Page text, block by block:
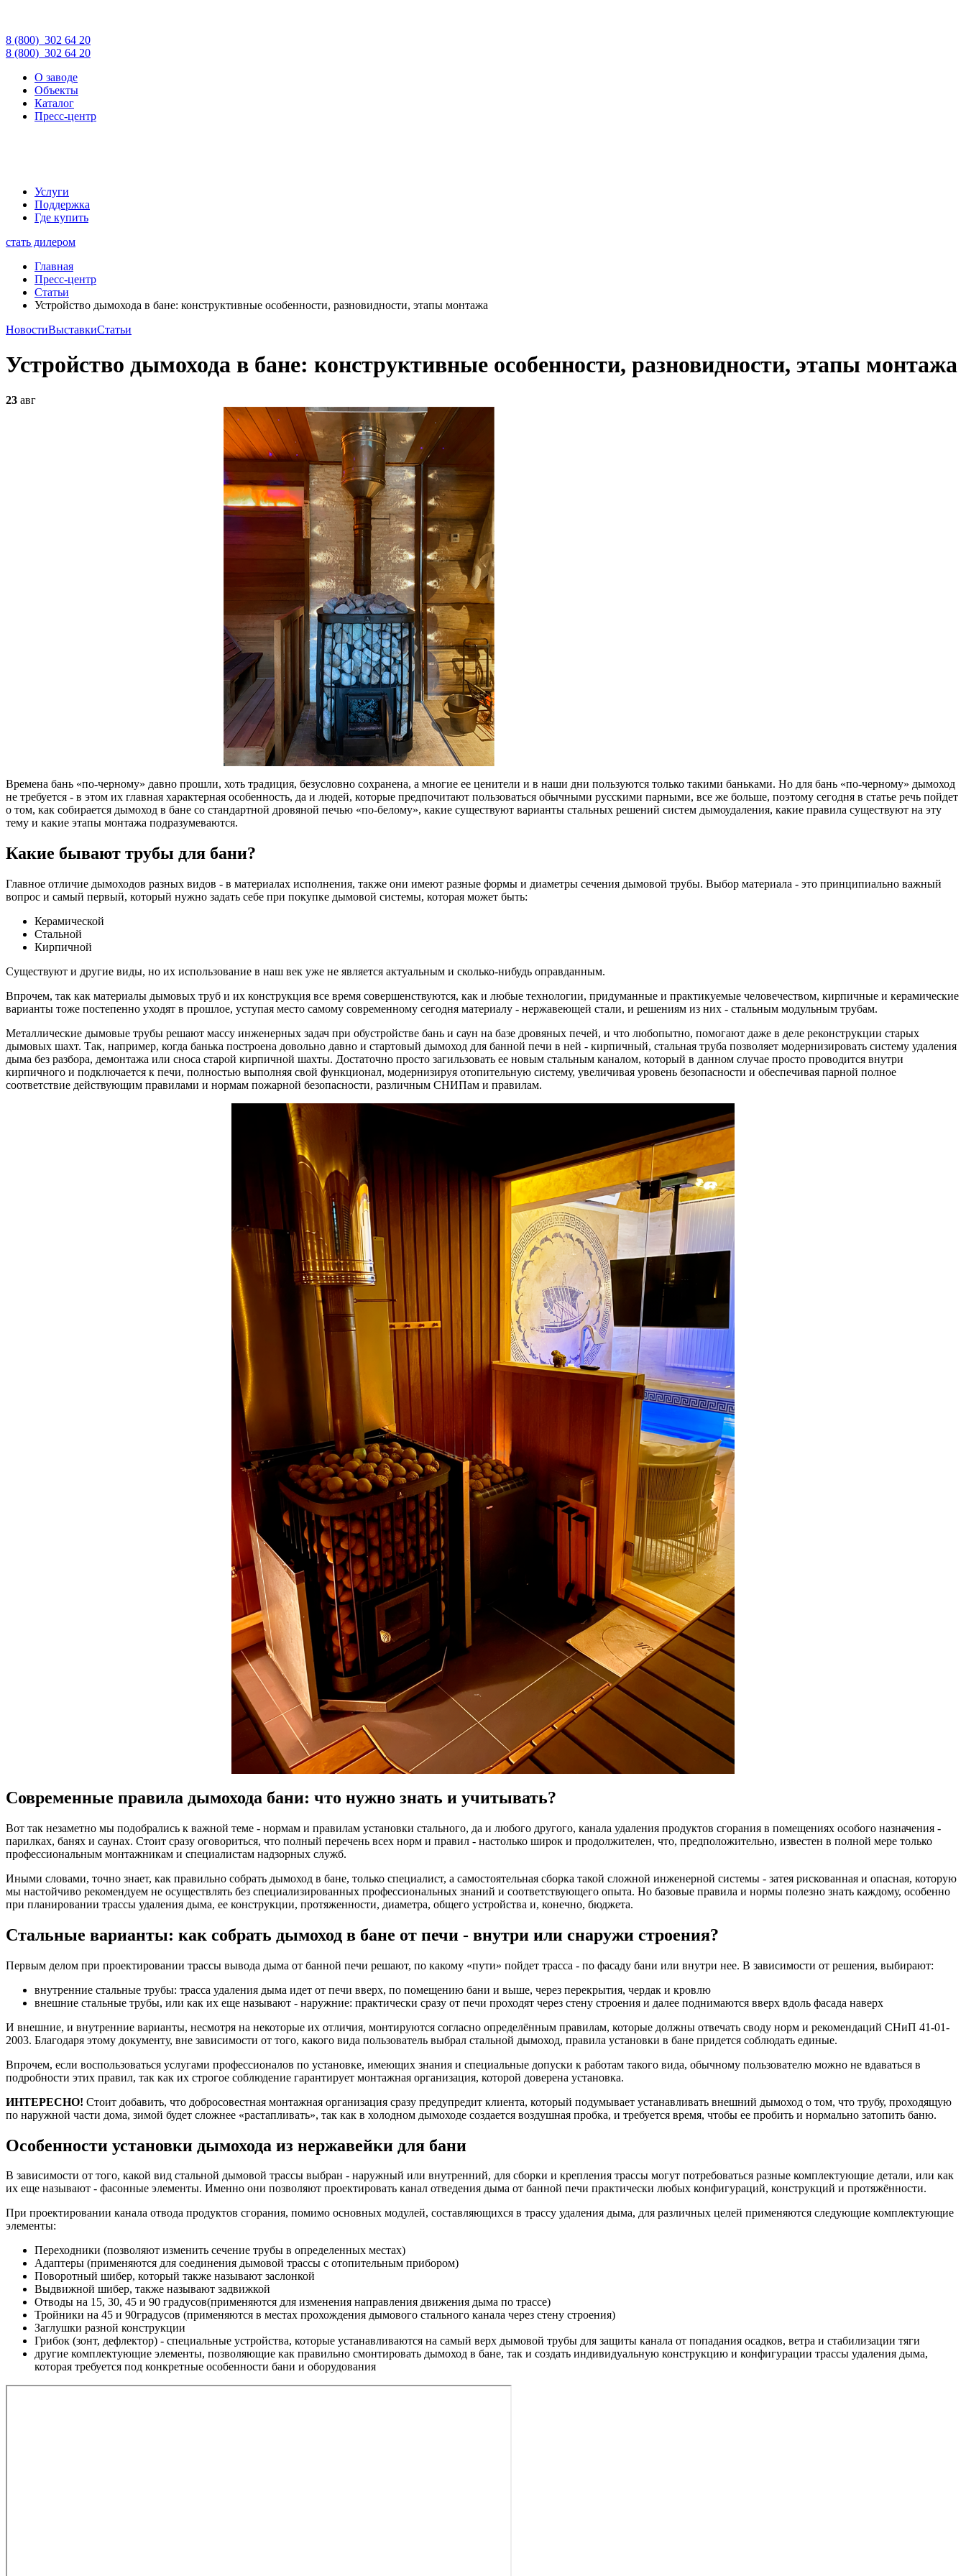
8 (800) 302 64 20
8 (800) 302 64 20
О заводе
Объекты
Каталог
Пресс-центр
Услуги
Поддержка
Где купить
стать дилером
Главная
Пресс-центр
Статьи
Устройство дымохода в бане: конструктивные особенности, разновидности, этапы монтажа
НовостиВыставкиСтатьи
Устройство дымохода в бане: конструктивные особенности, разновидности, этапы монтажа
23 авг
Времена бань «по-черному» давно прошли, хоть традиция, безусловно сохранена, а многие ее ценители и в наши дни пользуются только такими баньками. Но для бань «по-черному» дымоход
не требуется - в этом их главная характерная особенность, да и людей, которые предпочитают пользоваться обычными русскими парными, все же больше, поэтому сегодня в статье речь пойдет
о том, как собирается дымоход в бане со стандартной дровяной печью «по-белому», какие существуют варианты стальных решений систем дымоудаления, какие правила существуют на эту
тему и какие этапы монтажа подразумеваются.
Какие бывают трубы для бани?
Главное отличие дымоходов разных видов - в материалах исполнения, также они имеют разные формы и диаметры сечения дымовой трубы. Выбор материала - это принципиально важный
вопрос и самый первый, который нужно задать себе при покупке дымовой системы, которая может быть:
Керамической
Стальной
Кирпичной
Существуют и другие виды, но их использование в наш век уже не является актуальным и сколько-нибудь оправданным.
Впрочем, так как материалы дымовых труб и их конструкция все время совершенствуются, как и любые технологии, придуманные и практикуемые человечеством, кирпичные и керамические
варианты тоже постепенно уходят в прошлое, уступая место самому современному сегодня материалу - нержавеющей стали, и решениям из них - стальным модульным трубам.
Металлические дымовые трубы решают массу инженерных задач при обустройстве бань и саун на базе дровяных печей, и что любопытно, помогают даже в деле реконструкции старых
дымовых шахт. Так, например, когда банька построена довольно давно и стартовый дымоход для банной печи в ней - кирпичный, стальная труба позволяет модернизировать систему удаления
дыма без разбора, демонтажа или сноса старой кирпичной шахты. Достаточно просто загильзовать ее новым стальным каналом, который в данном случае просто проводится внутри
кирпичного и подключается к печи, полностью выполняя свой функционал, модернизируя отопительную систему, увеличивая уровень безопасности и обеспечивая парной полное
соответствие действующим правилами и нормам пожарной безопасности, различным СНИПам и правилам.
Современные правила дымохода бани: что нужно знать и учитывать?
Вот так незаметно мы подобрались к важной теме - нормам и правилам установки стального, да и любого другого, канала удаления продуктов сгорания в помещениях особого назначения -
парилках, банях и саунах. Стоит сразу оговориться, что полный перечень всех норм и правил - настолько широк и продолжителен, что, предположительно, известен в полной мере только
профессиональным монтажникам и специалистам надзорных служб.
Иными словами, точно знает, как правильно собрать дымоход в бане, только специалист, а самостоятельная сборка такой сложной инженерной системы - затея рискованная и опасная, которую
мы настойчиво рекомендуем не осуществлять без специализированных профессиональных знаний и соответствующего опыта. Но базовые правила и нормы полезно знать каждому, особенно
при планировании трассы удаления дыма, ее конструкции, протяженности, диаметра, общего устройства и, конечно, бюджета.
Стальные варианты: как собрать дымоход в бане от печи - внутри или снаружи строения?
Первым делом при проектировании трассы вывода дыма от банной печи решают, по какому «пути» пойдет трасса - по фасаду бани или внутри нее. В зависимости от решения, выбирают:
внутренние стальные трубы: трасса удаления дыма идет от печи вверх, по помещению бани и выше, через перекрытия, чердак и кровлю
внешние стальные трубы, или как их еще называют - наружние: практически сразу от печи проходят через стену строения и далее поднимаются вверх вдоль фасада наверх
И внешние, и внутренние варианты, несмотря на некоторые их отличия, монтируются согласно определённым правилам, которые должны отвечать своду норм и рекомендаций СНиП 41-01-
2003. Благодаря этому документу, вне зависимости от того, какого вида пользователь выбрал стальной дымоход, правила установки в бане придется соблюдать единые.
Впрочем, если воспользоваться услугами профессионалов по установке, имеющих знания и специальные допуски к работам такого вида, обычному пользователю можно не вдаваться в
подробности этих правил, так как их строгое соблюдение гарантирует монтажная организация, которой доверена установка.
ИНТЕРЕСНО! Стоит добавить, что добросовестная монтажная организация сразу предупредит клиента, который подумывает устанавливать внешний дымоход о том, что трубу, проходящую
по наружной части дома, зимой будет сложнее «растапливать», так как в холодном дымоходе создается воздушная пробка, и требуется время, чтобы ее пробить и нормально затопить баню.
Особенности установки дымохода из нержавейки для бани
В зависимости от того, какой вид стальной дымовой трассы выбран - наружный или внутренний, для сборки и крепления трассы могут потребоваться разные комплектующие детали, или как
их еще называют - фасонные элементы. Именно они позволяют проектировать канал отведения дыма от банной печи практически любых конфигураций, конструкций и протяжённости.
При проектировании канала отвода продуктов сгорания, помимо основных модулей, составляющихся в трассу удаления дыма, для различных целей применяются следующие комплектующие
элементы:
Переходники (позволяют изменить сечение трубы в определенных местах)
Адаптеры (применяются для соединения дымовой трассы с отопительным прибором)
Поворотный шибер, который также называют заслонкой
Выдвижной шибер, также называют задвижкой
Отводы на 15, 30, 45 и 90 градусов(применяются для изменения направления движения дыма по трассе)
Тройники на 45 и 90градусов (применяются в местах прохождения дымового стального канала через стену строения)
Заглушки разной конструкции
Грибок (зонт, дефлектор) - специальные устройства, которые устанавливаются на самый верх дымовой трубы для защиты канала от попадания осадков, ветра и стабилизации тяги
другие комплектующие элементы, позволяющие как правильно смонтировать дымоход в бане, так и создать индивидуальную конструкцию и конфигурации трассы удаления дыма,
которая требуется под конкретные особенности бани и оборудования